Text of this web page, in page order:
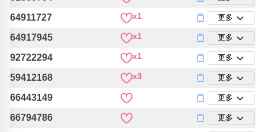
64911727 x1 更多
64917945 x1 更多
92722294 x1 更多
59412168 x3 更多
66443149 更多
66794786 更多